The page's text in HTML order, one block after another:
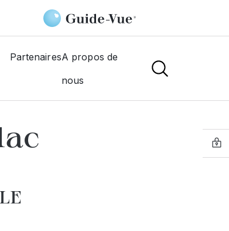
PartenairesA propos de
nous
Mouillac Nicole